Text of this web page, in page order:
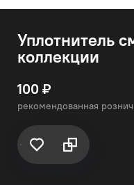
Уплотнитель
коллекции
100 ₽
рекомендованная